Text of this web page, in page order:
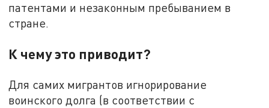
патентами и незаконным пребыванием в
стране.
К чему это приводит?
Для самих мигрантов игнорирование
воинского долга (в соответствии с